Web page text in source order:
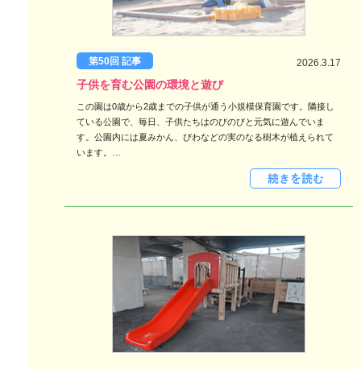
第50回 記事 2026.3.17
子供を育む公園の環境と遊び
この園は0歳から2歳までの子供が通う小規模保育園です。隣接し
ている公園で、毎日、子供たちはのびのびと元気に遊んでいま
す。公園内には夏みかん、びわなどの実のなる樹木が植えられて
います。…